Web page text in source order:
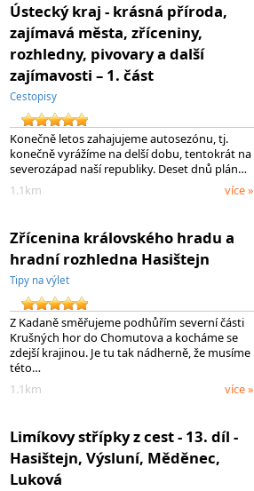
Ústecký kraj - krásná příroda,
zajímavá města, zříceniny,
rozhledny, pivovary a další
zajímavosti – 1. část
Cestopisy
Konečně letos zahajujeme autosezónu, tj.
konečně vyrážíme na delší dobu, tentokrát na
severozápad naší republiky. Deset dnů plán…
1.1km
více »
Zřícenina královského hradu a
hradní rozhledna Hasištejn
Tipy na výlet
Z Kadaně směřujeme podhůřím severní části
Krušných hor do Chomutova a kocháme se
zdejší krajinou. Je tu tak nádherně, že musíme
této…
1.1km
více »
Limíkovy střípky z cest - 13. díl -
Hasištejn, Výsluní, Měděnec,
Luková